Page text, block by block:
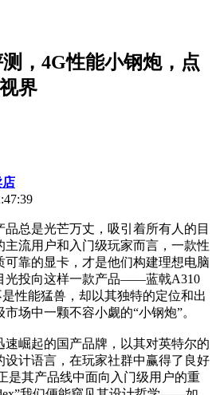
，4G性能小钢炮，点
界
店
总是光芒万丈，吸引着所有人的目
流用户和入门级玩家而言，一款性
靠的显卡，才是他们构建理想电脑
光投向这样一款产品——蓝戟A310
性能猛兽，却以其独特的定位和出
场中一颗不容小觑的“小钢炮”。
崛起的国产品牌，以其对英特尔的
设计语言，在玩家社群中赢得了良好
是其产品线中面向入门级用户的重